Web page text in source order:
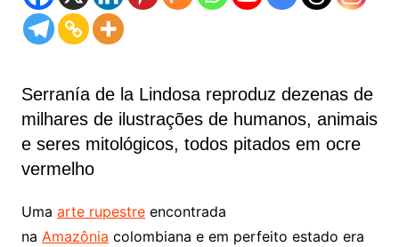
Serranía de la Lindosa reproduz dezenas de
milhares de ilustrações de humanos, animais
e seres mitológicos, todos pitados em ocre
vermelho
Uma arte rupestreencontrada
na Amazônia colombiana e em perfeito estado era